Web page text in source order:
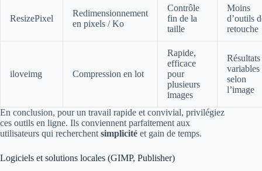
ResizePixel
Redimensionnement
en pixels / Ko
Contrôle
fin de la
taille
Moins
d’outils
retouche
iloveimg Compression en lot
Rapide,
efficace
pour
plusieurs
images
Résultats
variables
selon
l’image
En conclusion, pour un travail rapide et convivial, privilégiez
ces outils en ligne. Ils conviennent parfaitement aux
utilisateurs qui recherchent simplicité et gain de temps.
Logiciels et solutions locales (GIMP, Publisher)